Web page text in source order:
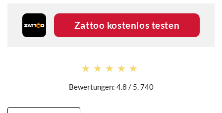
Zattoo kostenlos testen
★★★★★
★★★★★
Bewertungen: 4.8 / 5. 740